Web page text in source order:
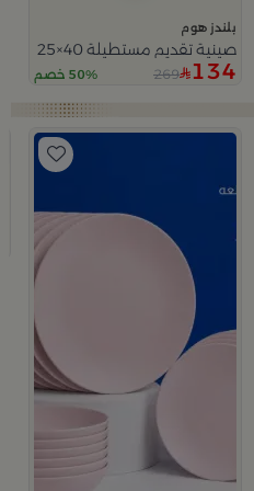
بلندز هوم
صينية تقديم مستطيلة 40×25 سم خشبية بإطار أزرق من بيلينا
134
269 50% خصم